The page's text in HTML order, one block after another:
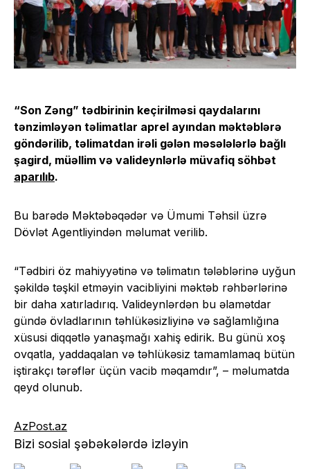
“Son Zəng” tədbirinin keçirilməsi qaydalarını
tənzimləyən təlimatlar aprel ayından məktəblərə
göndərilib, təlimatdan irəli gələn məsələlərlə bağlı
şagird, müəllim və valideynlərlə müvafiq söhbət
aparılıb.
Bu barədə Məktəbəqədər və Ümumi Təhsil üzrə
Dövlət Agentliyindən məlumat verilib.
“Tədbiri öz mahiyyətinə və təlimatın tələblərinə uyğun
şəkildə təşkil etməyin vacibliyini məktəb rəhbərlərinə
bir daha xatırladırıq. Valideynlərdən bu əlamətdar
gündə övladlarının təhlükəsizliyinə və sağlamlığına
xüsusi diqqətlə yanaşmağı xahiş edirik. Bu günü xoş
ovqatla, yaddaqalan və təhlükəsiz tamamlamaq bütün
iştirakçı tərəflər üçün vacib məqamdır”, – məlumatda
qeyd olunub.
AzPost.az
Bizi sosial şəbəkələrdə izləyin